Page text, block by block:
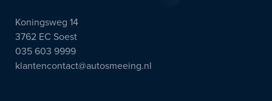
Koningsweg 14
3762 EC Soest
035 603 9999
klantencontact@autosmeeing.nl